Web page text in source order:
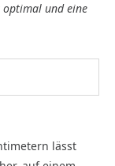
optimal und eine
lässt